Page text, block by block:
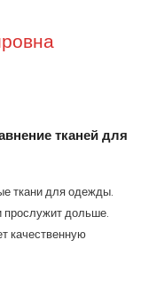
тканей для
ткани для одежды.
прослужит дольше.
качественную